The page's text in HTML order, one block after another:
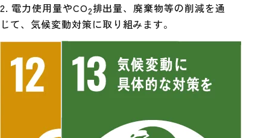
2. 電力使用量やCO2排出量、廃棄物等の削減を通
じて、気候変動対策に取り組みます。